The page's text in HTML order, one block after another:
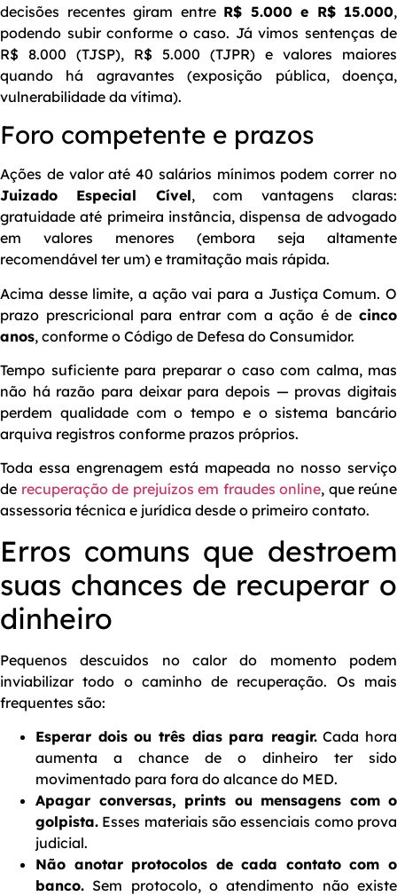
decisões recentes giram entre R$ 5.000 e R$ 15.000,
podendo subir conforme o caso. Já vimos sentenças de
R$ 8.000 (TJSP), R$ 5.000 (TJPR) e valores maiores
quando há agravantes (exposição pública, doença,
vulnerabilidade da vítima).
Foro competente e prazos
Ações de valor até 40 salários mínimos podem correr no
Juizado Especial Cível, com vantagens claras:
gratuidade até primeira instância, dispensa de advogado
em valores menores (embora seja altamente
recomendável ter um) e tramitação mais rápida.
Acima desse limite, a ação vai para a Justiça Comum. O
prazo prescricional para entrar com a ação é de cinco
anos, conforme o Código de Defesa do Consumidor.
Tempo suficiente para preparar o caso com calma, mas
não há razão para deixar para depois — provas digitais
perdem qualidade com o tempo e o sistema bancário
arquiva registros conforme prazos próprios.
Toda essa engrenagem está mapeada no nosso serviço
de recuperação de prejuízos em fraudes online, que reúne
assessoria técnica e jurídica desde o primeiro contato.
Erros comuns que destroem
suas chances de recuperar o
dinheiro
Pequenos descuidos no calor do momento podem
inviabilizar todo o caminho de recuperação. Os mais
frequentes são:
Esperar dois ou três dias para reagir.Cada hora
aumenta a chance de o dinheiro ter sido
movimentado para fora do alcance do MED.
Apagar conversas, prints ou mensagens com o
golpista. Esses materiais são essenciais como prova
judicial.
Não anotar protocolos de cada contato com o
banco. Sem protocolo, o atendimento não existe